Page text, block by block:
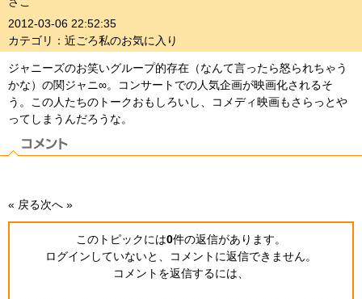
2012-03-06 22:52:35
カテゴリ：近ごろ私のお気に入り
ジャニーズのお笑いグループ的存在（なんて言ったら怒られちゃう
かな）の関ジャニ∞。コンサートでの人気企画が映画化されるそ
う。この人たちのトークおもしろいし、コメディ映画もさらっとや
ってしまうんだろうな。
« 戻る次へ »
このトピックには0件の返信があります。
ログインしていないと、コメントに返信できません。
コメントを返信するには、